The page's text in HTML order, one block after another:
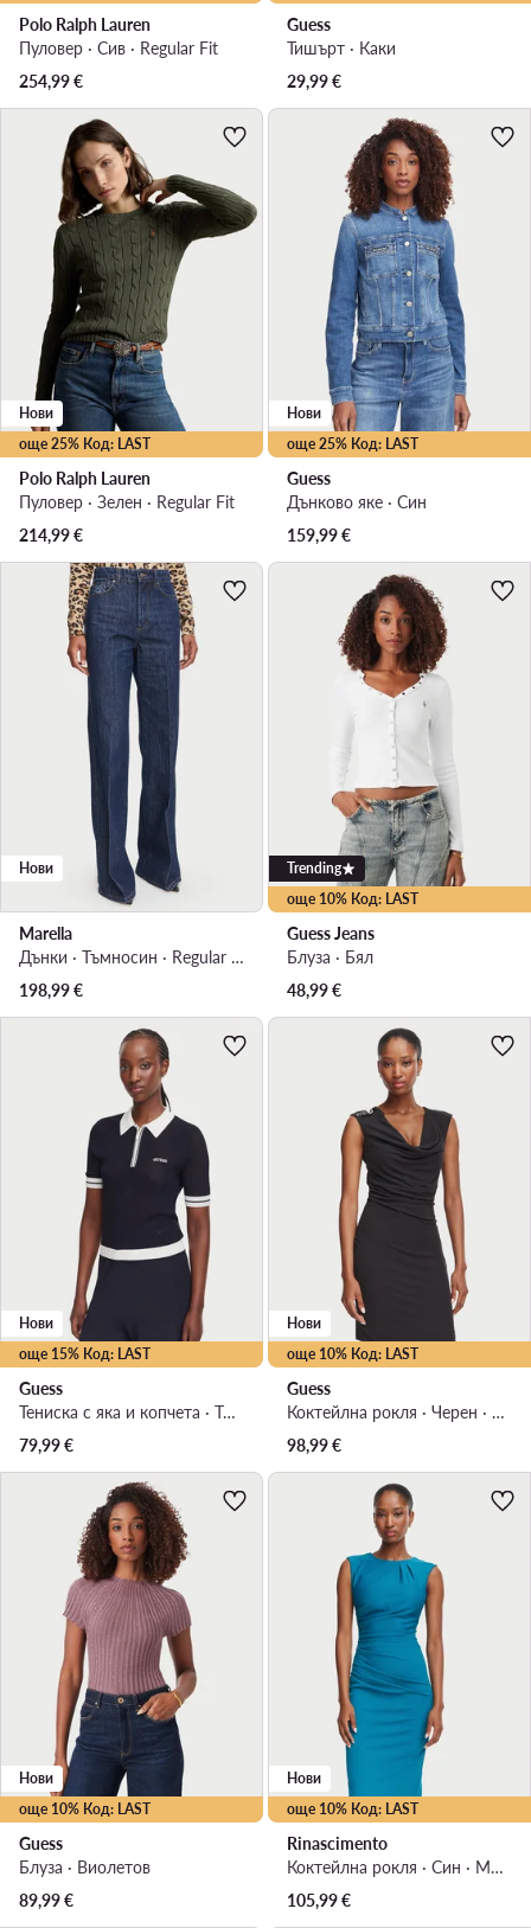
Polo Ralph Lauren
Пуловер · Сив · Regular Fit
254,99€
Guess
Тишърт · Каки
29,99€
още 25% Код: LAST
Нови
Polo Ralph Lauren
Пуловер · Зелен · Regular Fit
214,99€
още 25% Код: LAST
Нови
Guess
Дънково яке · Син
159,99€
Нови
Marella
Дънки · Тъмносин · Regular Fit
198,99€
още 10% Код: LAST
Trending
Guess Jeans
Блуза · Бял
48,99€
още 15% Код: LAST
Нови
Guess
Тениска с яка и копчета · Тъмносин
79,99€
още 10% Код: LAST
Нови
Guess
Коктейлна рокля · Черен · Мини
98,99€
още 10% Код: LAST
Нови
Guess
Блуза · Виолетов
89,99€
още 10% Код: LAST
Нови
Rinascimento
Коктейлна рокля · Син · Мини
105,99€